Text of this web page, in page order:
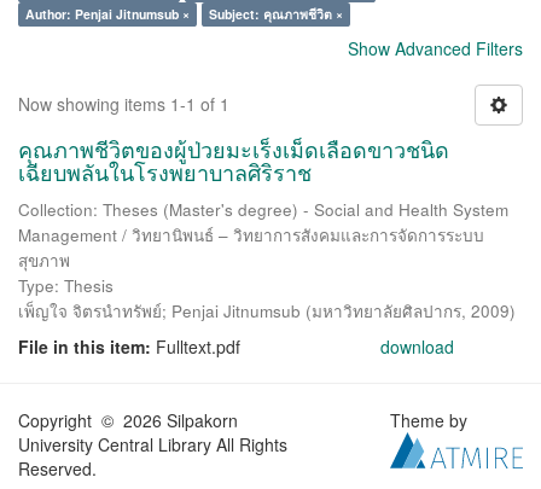
Author: Penjai Jitnumsub ×
Subject: คุณภาพชีวิต ×
Show Advanced Filters
Now showing items 1-1 of 1
คุณภาพชีวิตของผู้ป่วยมะเร็งเม็ดเลือดขาวชนิด
เฉียบพลันในโรงพยาบาลศิริราช
Collection: Theses (Master's degree) - Social and Health System
Management / วิทยานิพนธ์ – วิทยาการสังคมและการจัดการระบบ
สุขภาพ
Type: Thesis
เพ็ญใจ จิตรนำทรัพย์; Penjai Jitnumsub (มหาวิทยาลัยศิลปากร, 2009)
File in this item: Fulltext.pdf download
Copyright © 2026 Silpakorn
University Central Library All Rights
Reserved.
Theme by